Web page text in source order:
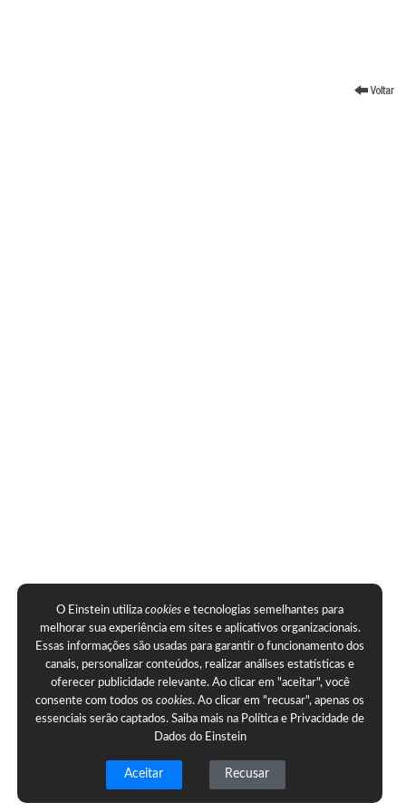
O Einstein utilizacookies e tecnologias semelhantes para
melhorar sua experiência em sites e aplicativos organizacionais.
Essas informações são usadas para garantir o funcionamento dos
canais, personalizar conteúdos, realizar análises estatísticas e
oferecer publicidade relevante. Ao clicar em "aceitar", você
consente com todos oscookies. Ao clicar em "recusar", apenas os
essenciais serão captados. Saiba mais na Política e Privacidade de
Dados do Einstein
Aceitar Recusar